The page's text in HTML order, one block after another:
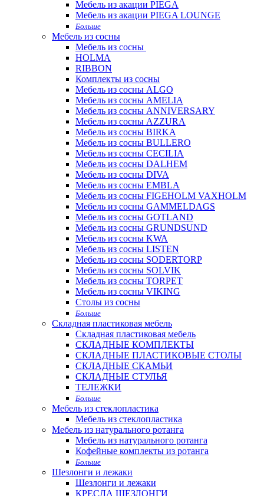
Мебель из акации PIEGA
Мебель из акации PIEGA LOUNGE
Больше
Мебель из сосны
Мебель из сосны
HOLMA
RIBBON
Комплекты из сосны
Мебель из сосны ALGO
Мебель из сосны AMELIA
Мебель из сосны ANNIVERSARY
Мебель из сосны AZZURA
Мебель из сосны BIRKA
Мебель из сосны BULLERO
Мебель из сосны CECILIA
Мебель из сосны DALHEM
Мебель из сосны DIVA
Мебель из сосны EMBLA
Мебель из сосны FIGEHOLM VAXHOLM
Мебель из сосны GAMMELDAGS
Мебель из сосны GOTLAND
Мебель из сосны GRUNDSUND
Мебель из сосны KWA
Мебель из сосны LISTEN
Мебель из сосны SODERTORP
Мебель из сосны SOLVIK
Мебель из сосны TORPET
Мебель из сосны VIKING
Столы из сосны
Больше
Складная пластиковая мебель
Складная пластиковая мебель
СКЛАДНЫЕ КОМПЛЕКТЫ
СКЛАДНЫЕ ПЛАСТИКОВЫЕ СТОЛЫ
СКЛАДНЫЕ СКАМЬИ
СКЛАДНЫЕ СТУЛЬЯ
ТЕЛЕЖКИ
Больше
Мебель из стеклопластика
Мебель из стеклопластика
Мебель из натурального ротанга
Мебель из натурального ротанга
Кофейные комплекты из ротанга
Больше
Шезлонги и лежаки
Шезлонги и лежаки
КРЕСЛА ШЕЗЛОНГИ